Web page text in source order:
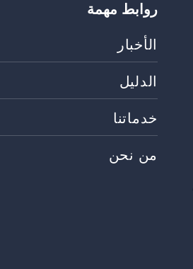
روابط مهمة
الأخبار
الدليل
خدماتنا
من نحن